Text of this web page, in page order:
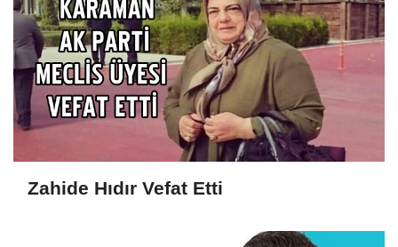
Zahide Hıdır Vefat Etti